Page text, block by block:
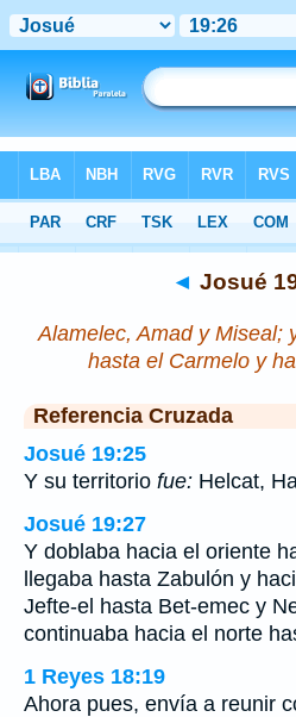
>Josué > Capítulo 19> Verso 26
◄ Josué
Alamelec, Amad y Miseal;
hasta el Carmelo y
Referencia Cruzada
Josué 19:25
Y su territorio fue: Helcat,
Josué 19:27
Y doblaba hacia el oriente
llegaba hasta Zabulón y
Jefte-el hasta Bet-emec y
continuaba hacia el norte
1 Reyes 18:19
Ahora pues, envía a reunir